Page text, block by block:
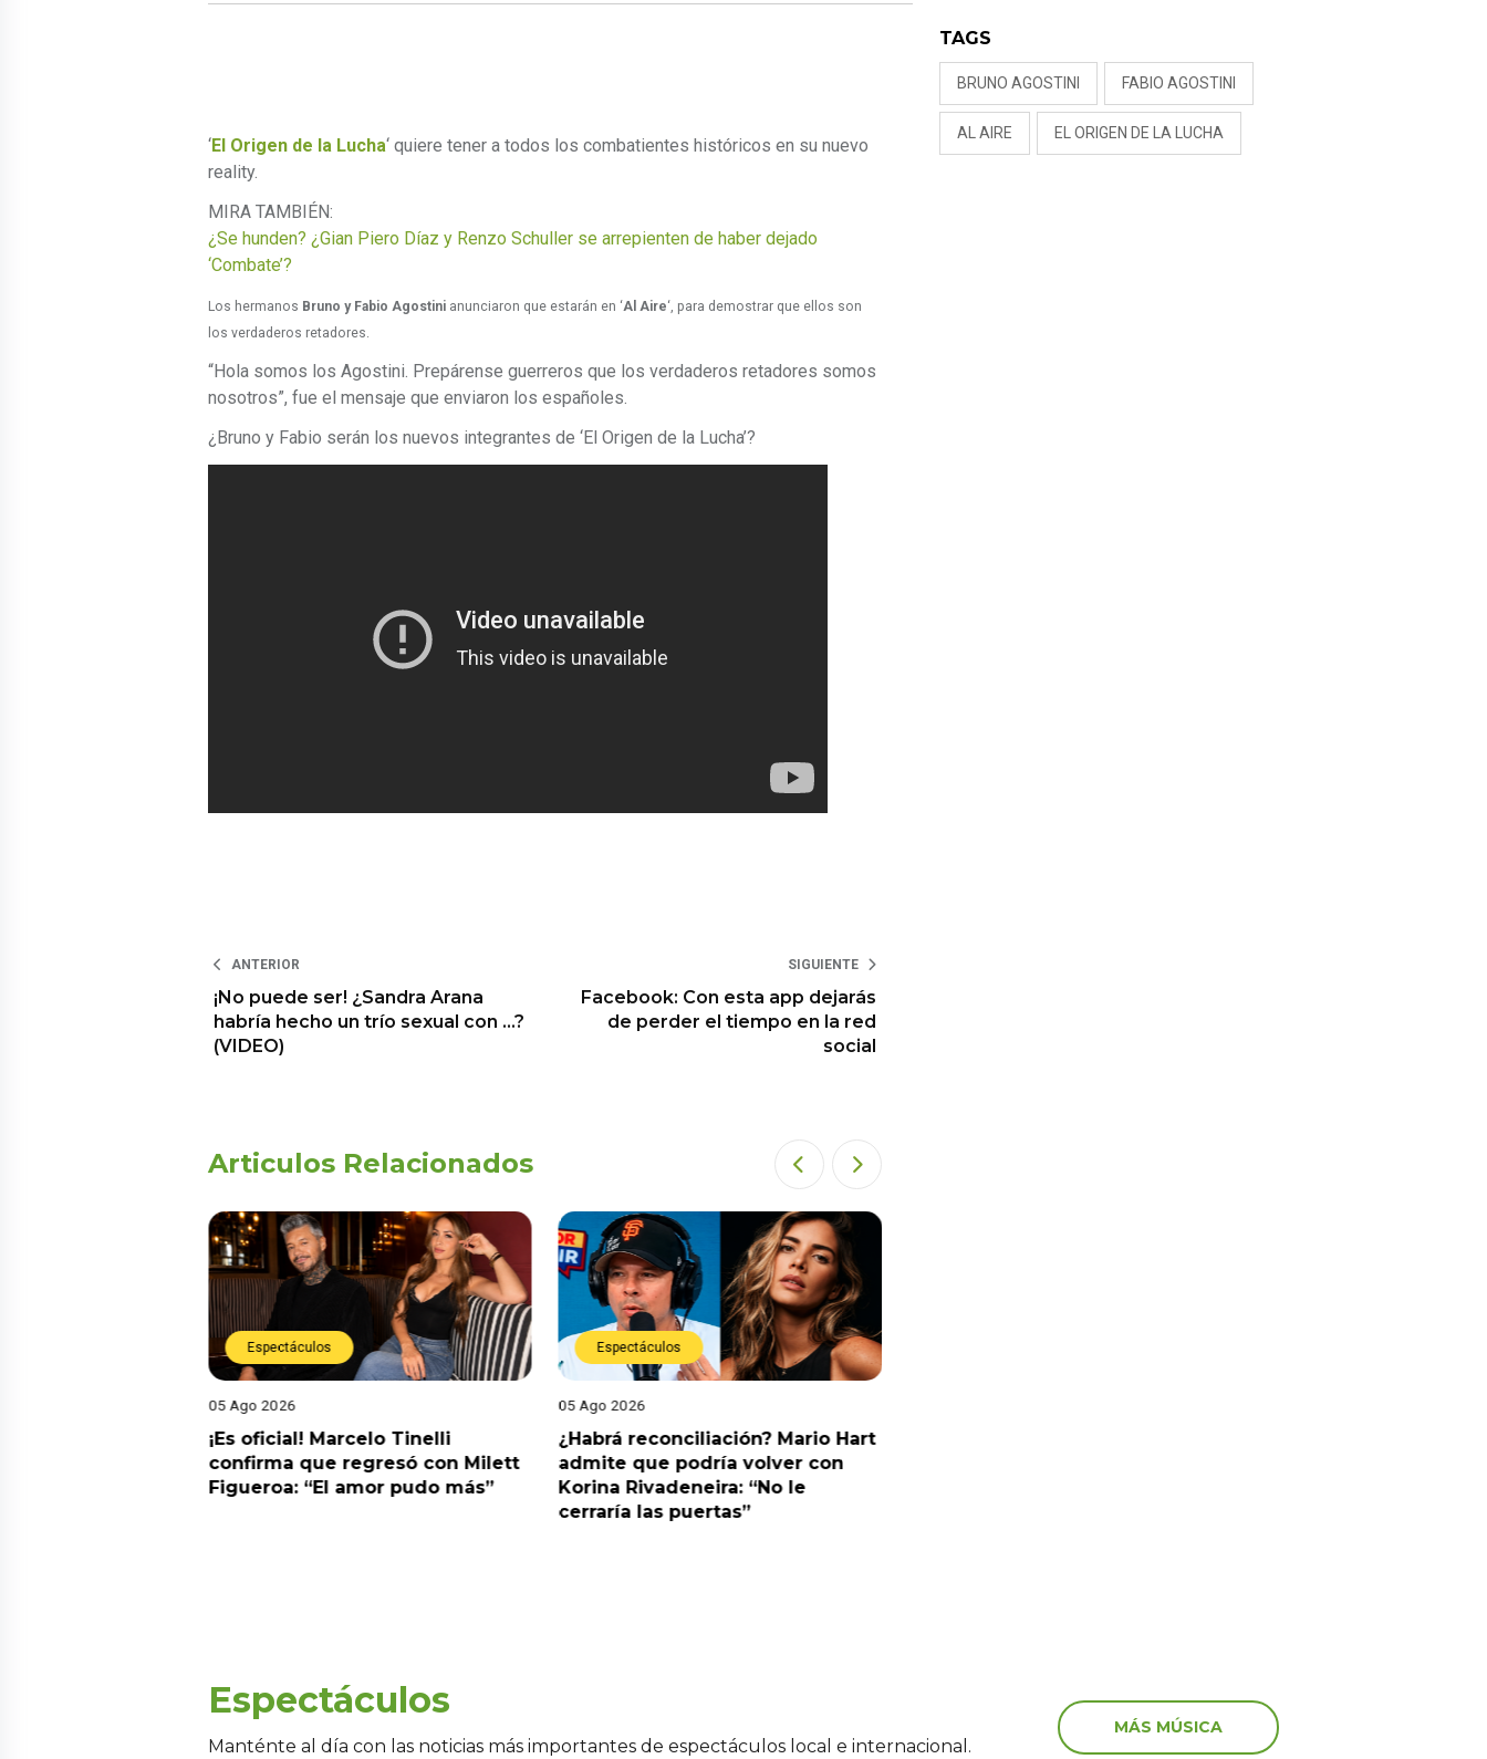
‘El Origen de la Lucha‘ quiere tener a todos los combatientes históricos en su nuevo
reality.
MIRA TAMBIÉN:
¿Se hunden? ¿Gian Piero Díaz y Renzo Schuller se arrepienten de haber dejado
‘Combate’?
Los hermanos Bruno y Fabio Agostini anunciaron que estarán en ‘Al Aire‘, para demostrar que ellos son
los verdaderos retadores.
“Hola somos los Agostini. Prepárense guerreros que los verdaderos retadores somos
nosotros”, fue el mensaje que enviaron los españoles.
¿Bruno y Fabio serán los nuevos integrantes de ‘El Origen de la Lucha’?
ANTERIOR
¡No puede ser! ¿Sandra Arana
habría hecho un trío sexual con …?
(VIDEO)
SIGUIENTE
Facebook: Con esta app dejarás
de perder el tiempo en la red
social
Articulos Relacionados
Espectáculos
05 Ago 2026
¡Es oficial! Marcelo Tinelli
confirma que regresó con Milett
Figueroa: “El amor pudo más”
Espectáculos
05 Ago 2026
¿Habrá reconciliación? Mario Hart
admite que podría volver con
Korina Rivadeneira: “No le
cerraría las puertas”
TAGS
BRUNO AGOSTINI FABIO AGOSTINI
AL AIRE EL ORIGEN DE LA LUCHA
Espectáculos
Manténte al día con las noticias más importantes de espectáculos local e internacional.
MÁS MÚSICA